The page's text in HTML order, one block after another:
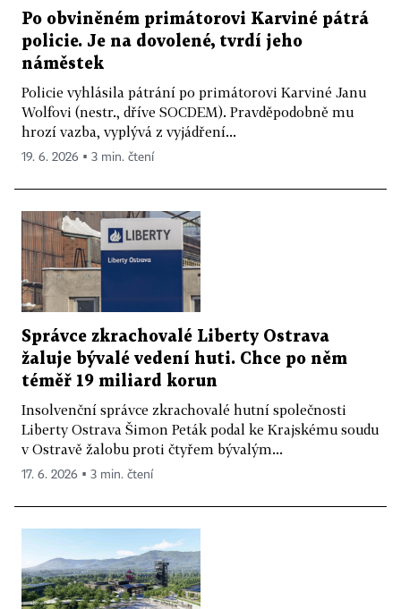
Po obviněném primátorovi Karviné pátrá
policie. Je na dovolené, tvrdí jeho
náměstek
Policie vyhlásila pátrání po primátorovi Karviné Janu
Wolfovi (nestr., dříve SOCDEM). Pravděpodobně mu
hrozí vazba, vyplývá z vyjádření...
19. 6. 2026 ▪ 3 min. čtení
Správce zkrachovalé Liberty Ostrava
žaluje bývalé vedení huti. Chce po něm
téměř 19 miliard korun
Insolvenční správce zkrachovalé hutní společnosti
Liberty Ostrava Šimon Peták podal ke Krajskému soudu
v Ostravě žalobu proti čtyřem bývalým...
17. 6. 2026 ▪ 3 min. čtení